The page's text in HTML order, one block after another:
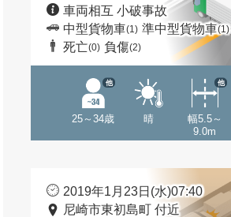
車両相互 小破事故
中型貨物車(1) 準中型貨物車(1)
死亡(0) 負傷(2)
25～34歳
他
晴
幅5.5～
9.0m
他
2019年1月23日(水)07:40
尼崎市東初島町 付近